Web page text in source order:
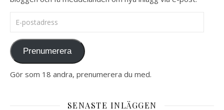
E-postadress
Prenumerera
Gör som 18 andra, prenumerera du med.
SENASTE INLÄGGEN